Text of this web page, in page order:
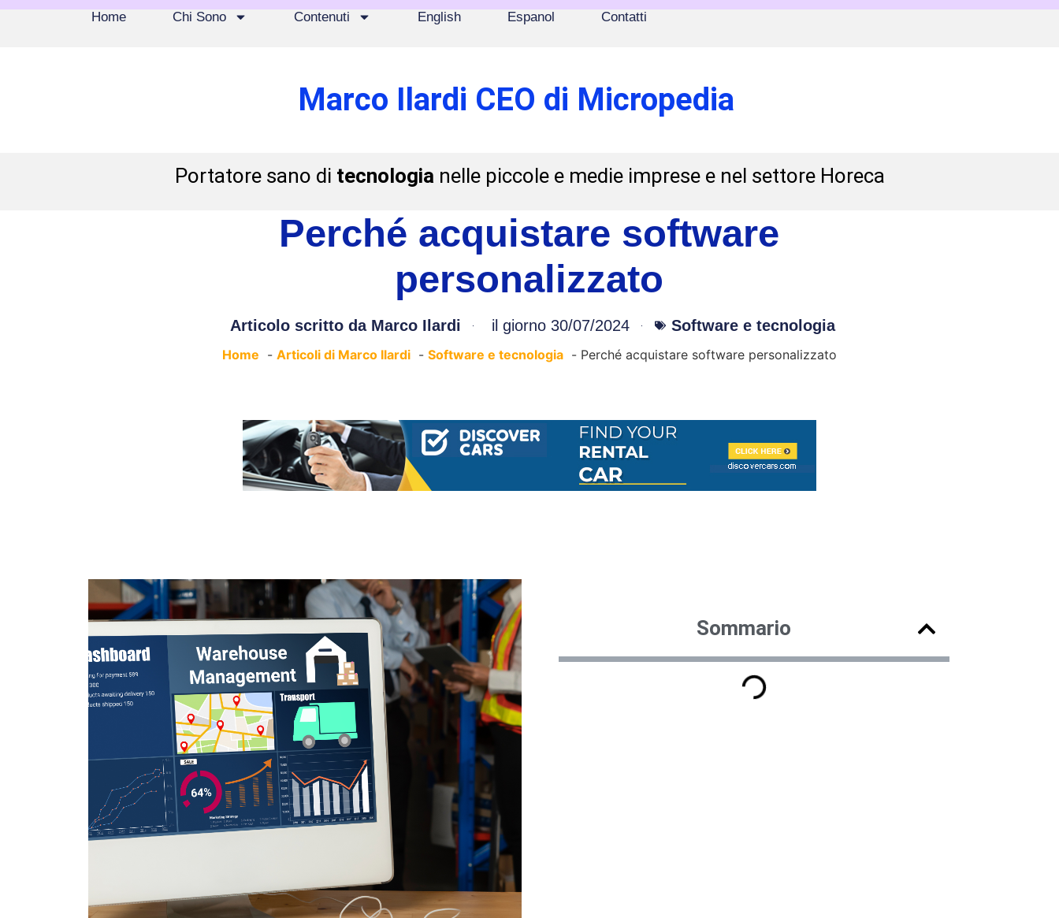
Home Chi Sono Contenuti English Espanol Contatti
Marco Ilardi CEO di Micropedia
Portatore sano di tecnologia nelle piccole e medie imprese e nel settore Horeca
Perché acquistare software
personalizzato
Articolo scritto daMarco Ilardi il giorno 30/07/2024 Software e tecnologia
Home Articoli di Marco Ilardi Software e tecnologia Perché acquistare software personalizzato
Sommario